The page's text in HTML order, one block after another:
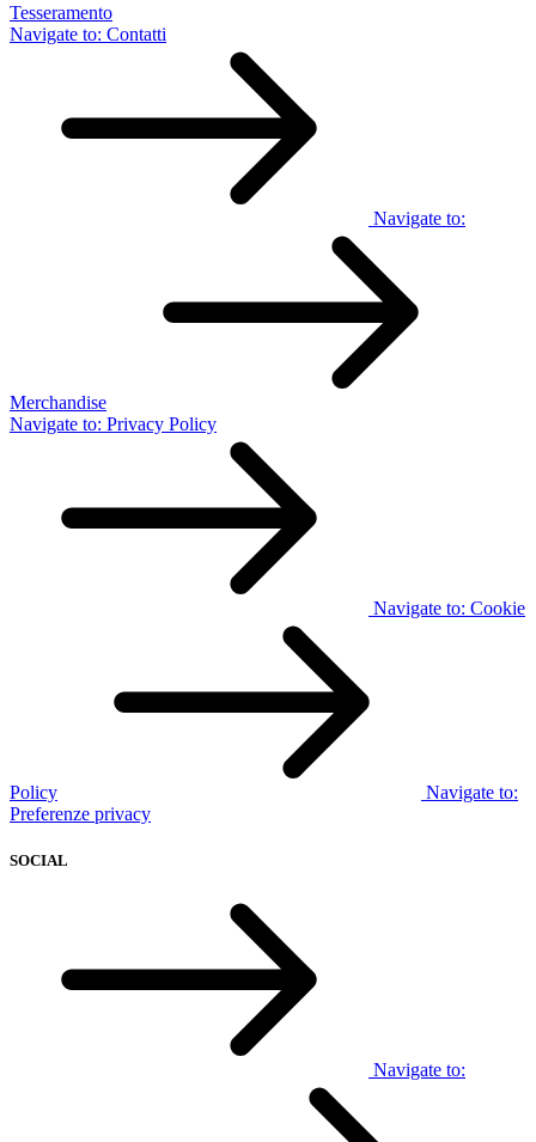
Tesseramento
Navigate to: Contatti
Navigate to:
Merchandise
Navigate to: Privacy Policy
Navigate to: Cookie
Policy
Navigate to:
Preferenze privacy
SOCIAL
Navigate to: